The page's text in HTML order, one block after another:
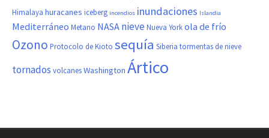
Himalaya huracanes iceberg incendios inundaciones Islandia
Mediterráneo Metano NASA nieveNueva Yorkola de frío
Ozono Protocolo de Kioto sequía Siberia tormentas de nieve
tornados volcanesWashington Ártico